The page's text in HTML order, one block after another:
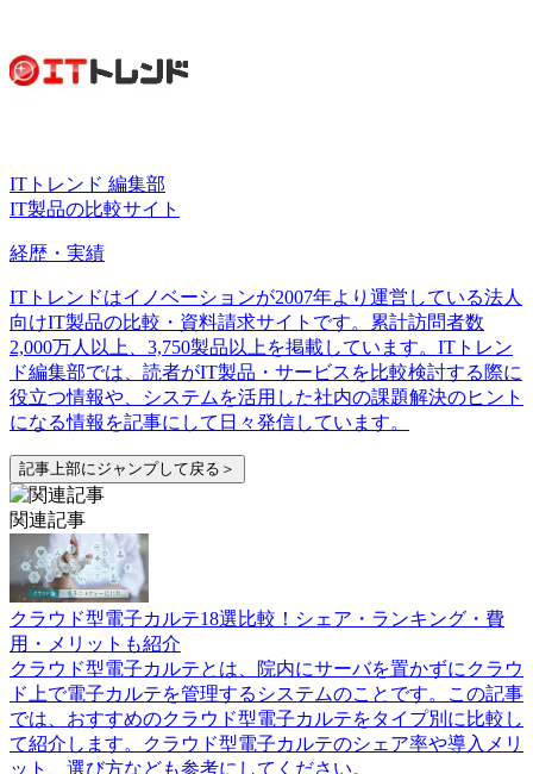
ITトレンド 編集部
IT製品の比較サイト
経歴・実績
ITトレンドはイノベーションが2007年より運営している法人
向けIT製品の比較・資料請求サイトです。累計訪問者数
2,000万人以上、3,750製品以上を掲載しています。ITトレン
ド編集部では、読者がIT製品・サービスを比較検討する際に
役立つ情報や、システムを活用した社内の課題解決のヒント
になる情報を記事にして日々発信しています。
記事上部にジャンプして戻る＞
関連記事
クラウド型電子カルテ18選比較！シェア・ランキング・費
用・メリットも紹介
クラウド型電子カルテとは、院内にサーバを置かずにクラウ
ド上で電子カルテを管理するシステムのことです。この記事
では、おすすめのクラウド型電子カルテをタイプ別に比較し
て紹介します。クラウド型電子カルテのシェア率や導入メリ
ット、選び方なども参考にしてください。